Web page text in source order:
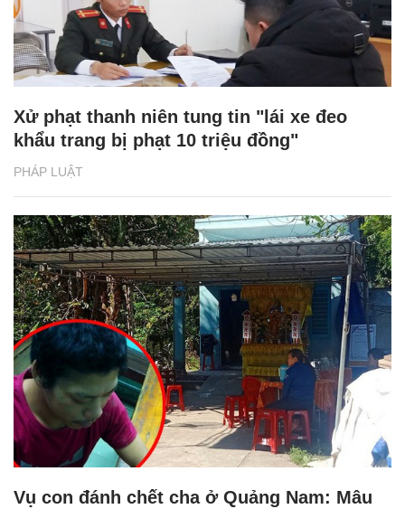
PHÁP LUẬT
Xử phạt thanh niên tung tin "lái xe đeo
khẩu trang bị phạt 10 triệu đồng"
Vụ con đánh chết cha ở Quảng Nam: Mâu